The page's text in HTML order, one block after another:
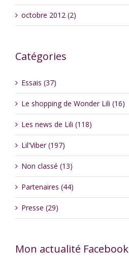
octobre 2012 (2)
Catégories
Essais (37)
Le shopping de Wonder Lili (16)
Les news de Lili (118)
Lil'Viber (197)
Non classé (13)
Partenaires (44)
Presse (29)
Mon actualité Facebook